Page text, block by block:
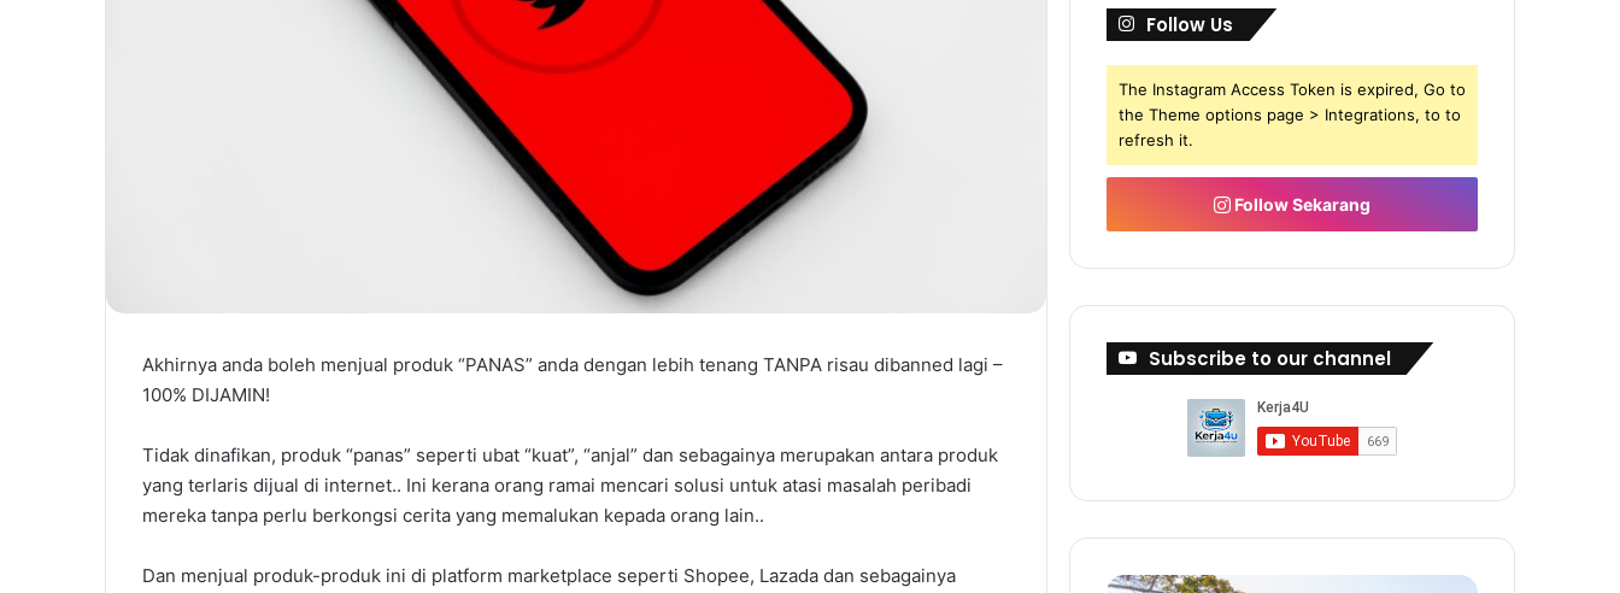
Akhirnya anda boleh menjual produk “PANAS” anda dengan lebih tenang TANPA risau dibanned lagi –
100% DIJAMIN!
Tidak dinafikan, produk “panas” seperti ubat “kuat”, “anjal” dan sebagainya merupakan antara produk
yang terlaris dijual di internet.. Ini kerana orang ramai mencari solusi untuk atasi masalah peribadi
mereka tanpa perlu berkongsi cerita yang memalukan kepada orang lain..
Dan menjual produk-produk ini di platform marketplace seperti Shopee, Lazada dan sebagainya
Follow Us
The Instagram Access Token is expired, Go to
the Theme options page > Integrations, to to
refresh it.
Follow Sekarang
Subscribe to our channel
Cara
Panduan
Buat
Buat